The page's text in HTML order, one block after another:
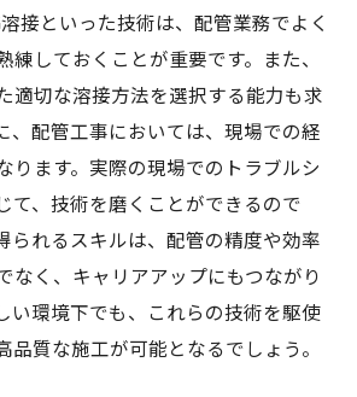
接といった技術は、配管業務でよく
練しておくことが重要です。また、
適切な溶接方法を選択する能力も求
、配管工事においては、現場での経
ります。実際の現場でのトラブルシ
て、技術を磨くことができるので
られるスキルは、配管の精度や効率
なく、キャリアアップにもつながり
い環境下でも、これらの技術を駆使
品質な施工が可能となるでしょう。